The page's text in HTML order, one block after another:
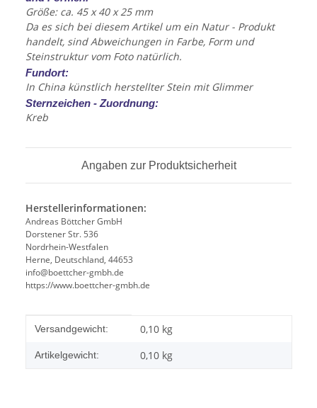
Größe: ca. 45 x 40 x 25 mm
Da es sich bei diesem Artikel um ein Natur - Produkt
handelt, sind Abweichungen in Farbe, Form und
Steinstruktur vom Foto natürlich.
Fundort:
In China künstlich herstellter Stein mit Glimmer
Sternzeichen - Zuordnung:
Kreb
Angaben zur Produktsicherheit
Herstellerinformationen:
Andreas Böttcher GmbH
Dorstener Str. 536
Nordrhein-Westfalen
Herne, Deutschland, 44653
info@boettcher-gmbh.de
https://www.boettcher-gmbh.de
Produkteigenschaft
Wert
Versandgewicht: 0,10 kg
Artikelgewicht: 0,10 kg